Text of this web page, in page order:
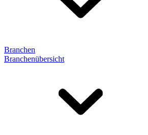
Branchen
Branchenübersicht